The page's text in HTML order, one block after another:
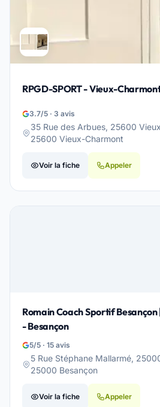
RPGD-SPORT - Vieux-
3.7/5 · 3 avis
35 Rue des Arbues, 25600
25600 Vieux-Charmont
Voir la fiche Appeler
Romain Coach Sportif Besançon
- Besançon
5/5 · 15 avis
5 Rue Stéphane Mallarmé,
25000 Besançon
Voir la fiche Appeler